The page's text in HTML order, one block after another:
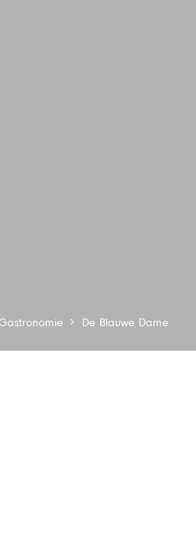
De Blauwe Dame